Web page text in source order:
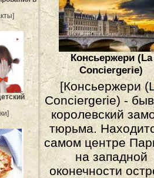
Консьержери (La
Conciergerie)
[Консьержери
Conciergerie) -
королевский
тюрьма.
самом центре
на западной
оконечности